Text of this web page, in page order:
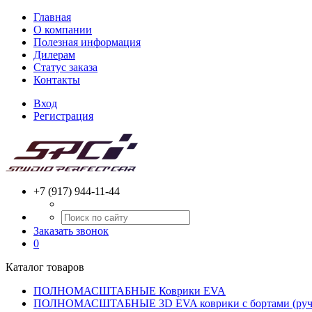
Главная
О компании
Полезная информация
Дилерам
Статус заказа
Контакты
Вход
Регистрация
+7 (917) 944-11-44
Заказать звонок
0
Каталог товаров
ПОЛНОМАСШТАБНЫЕ Коврики EVA
ПОЛНОМАСШТАБНЫЕ 3D EVA коврики с бортами